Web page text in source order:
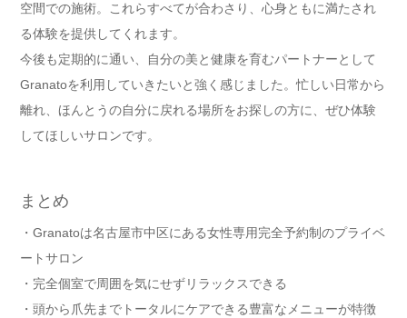
空間での施術。これらすべてが合わさり、心身ともに満たされ
る体験を提供してくれます。
今後も定期的に通い、自分の美と健康を育むパートナーとして
Granatoを利用していきたいと強く感じました。忙しい日常から
離れ、ほんとうの自分に戻れる場所をお探しの方に、ぜひ体験
してほしいサロンです。
まとめ
・Granatoは名古屋市中区にある女性専用完全予約制のプライベ
ートサロン
・完全個室で周囲を気にせずリラックスできる
・頭から爪先までトータルにケアできる豊富なメニューが特徴